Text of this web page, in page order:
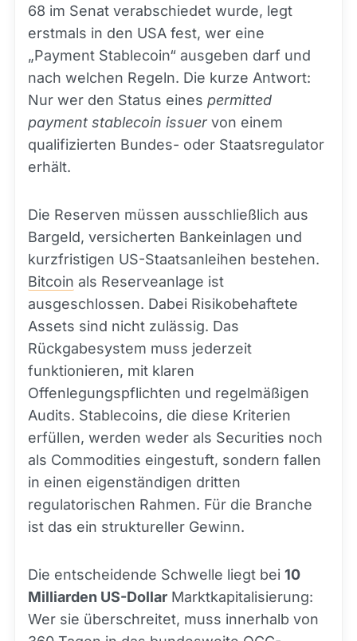
68 im Senat verabschiedet wurde, legt
erstmals in den USA fest, wer eine
„Payment Stablecoin“ ausgeben darf und
nach welchen Regeln. Die kurze Antwort:
Nur wer den Status eines permitted
payment stablecoin issuer von einem
qualifizierten Bundes- oder Staatsregulator
erhält.
Die Reserven müssen ausschließlich aus
Bargeld, versicherten Bankeinlagen und
kurzfristigen US-Staatsanleihen bestehen.
Bitcoin als Reserveanlage ist
ausgeschlossen. Dabei Risikobehaftete
Assets sind nicht zulässig. Das
Rückgabesystem muss jederzeit
funktionieren, mit klaren
Offenlegungspflichten und regelmäßigen
Audits. Stablecoins, die diese Kriterien
erfüllen, werden weder als Securities noch
als Commodities eingestuft, sondern fallen
in einen eigenständigen dritten
regulatorischen Rahmen. Für die Branche
ist das ein struktureller Gewinn.
Die entscheidende Schwelle liegt bei 10
Milliarden US-Dollar Marktkapitalisierung:
Wer sie überschreitet, muss innerhalb von